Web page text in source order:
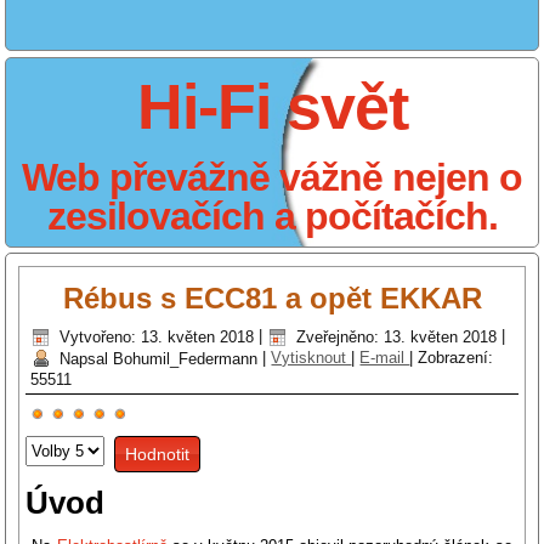
Hi-Fi svět
Web převážně vážně nejen o
zesilovačích a počítačích.
Rébus s ECC81 a opět EKKAR
Vytvořeno: 13. květen 2018 Zveřejněno: 13. květen 2018
Napsal Bohumil_Federmann |Vytisknout E-mail |Zobrazení:
55511
uživatelů:
/5
Hodnoťte
prosím
Úvod